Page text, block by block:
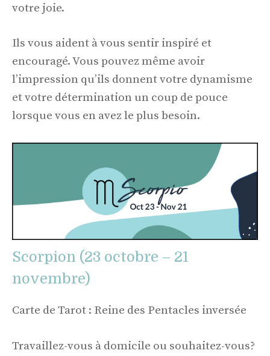
votre joie.
Ils vous aident à vous sentir inspiré et
encouragé. Vous pouvez même avoir
l’impression qu’ils donnent votre dynamisme
et votre détermination un coup de pouce
lorsque vous en avez le plus besoin.
Scorpion (23 octobre – 21
novembre)
Carte de Tarot : Reine des Pentacles inversée
Travaillez-vous à domicile ou souhaitez-vous?